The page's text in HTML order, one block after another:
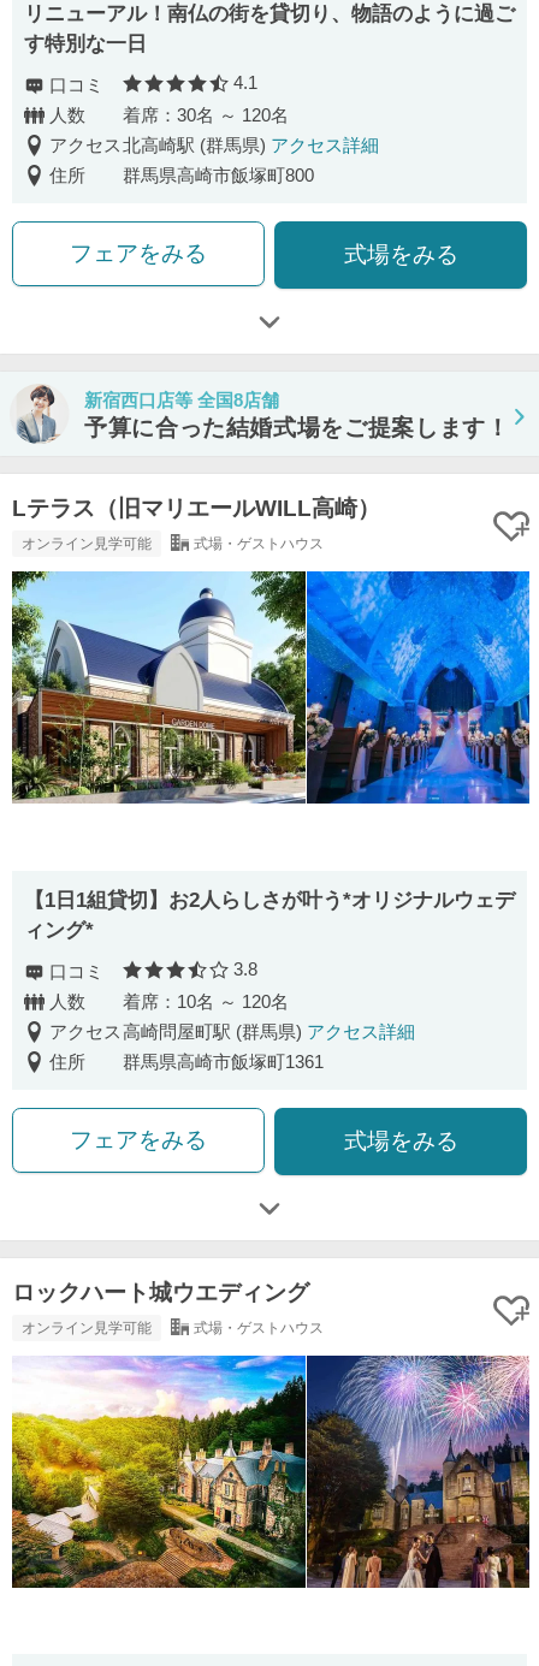
リニューアル！南仏の街を貸切り、物語のように過ご
す特別な一日
口コミ 口コミ評価
4.1
人数
着席：30名 ～ 120名
アクセス北高崎駅 (群馬県) アクセス詳細
住所
群馬県高崎市飯塚町800
フェアをみる 式場をみる
新宿西口店等 全国8店舗
予算に合った結婚式場をご提案します！
Lテラス（旧マリエールWILL高崎）
オンライン見学可能 式場・ゲストハウス
【1日1組貸切】お2人らしさが叶う*オリジナルウェデ
ィング*
口コミ 口コミ評価
3.8
人数
着席：10名 ～ 120名
アクセス高崎問屋町駅 (群馬県) アクセス詳細
住所
群馬県高崎市飯塚町1361
フェアをみる 式場をみる
ロックハート城ウエディング
オンライン見学可能 式場・ゲストハウス